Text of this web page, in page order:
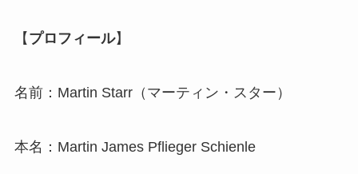
【 プロフィール】
名前：Martin Starr（マーティン・スター）
本名：Martin James Pflieger Schienle